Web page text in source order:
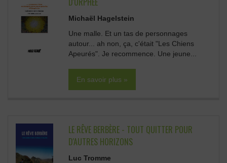
Michaël Hagelstein
Une malle. Et un tas de personnages
autour... ah non, ça, c'était "Les Chiens
Apeurés". Je recommence. Une jeune...
En savoir plus »
LE RÊVE BERBÈRE - TOUT QUITTER POUR
D'AUTRES HORIZONS
Luc Tromme